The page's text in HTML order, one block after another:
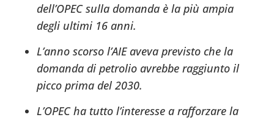
dell’OPEC sulla domanda è la più ampia
degli ultimi 16 anni.
L’anno scorso l’AIE aveva previsto che la
domanda di petrolio avrebbe raggiunto il
picco prima del 2030.
L’OPEC ha tutto l’interesse a rafforzare la